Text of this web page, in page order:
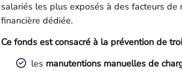
salariés les plus exposés à des facteurs de
financière dédiée.
Ce fonds est consacré à la prévention de
les manutentions manuelles de